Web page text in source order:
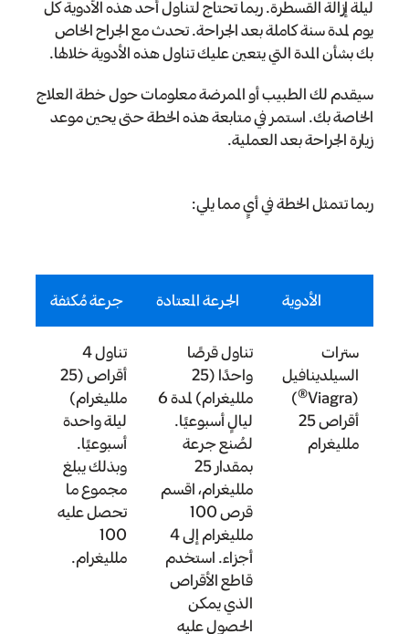
ليلة إزالة القسطرة. ربما تحتاج لتناول أحد هذه الأدوية كل
يوم لمدة سنة كاملة بعد الجراحة. تحدث مع الجراح الخاص
بك بشأن المدة التي يتعين عليك تناول هذه الأدوية خلالها.
سيقدم لك الطبيب أو الممرضة معلومات حول خطة العلاج
الخاصة بك. استمر في متابعة هذه الخطة حتى يحين موعد
زيارة الجراحة بعد العملية.
ربما تتمثل الخطة في أيٍ مما يلي:
الأدوية الجرعة المعتادة جرعة مُكثفة
سترات
السيلدينافيل
®
)
أقراص 25
ملليغرام
تناول قرصًا
واحدًا (25
ملليغرام) لمدة 6
ليالٍ أسبوعيًا.
لصُنع جرعة
بمقدار 25
ملليغرام، اقسم
قرص 100
ملليغرام إلى 4
أجزاء. استخدم
قاطع الأقراص
الذي يمكن
الحصول عليه
تناول 4
أقراص (25
ملليغرام)
ليلة واحدة
أسبوعيًا.
وبذلك يبلغ
مجموع ما
تحصل عليه
100
ملليغرام.